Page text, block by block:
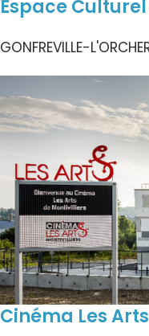
Espace
GONFREVILLE-
Cinéma Les Arts